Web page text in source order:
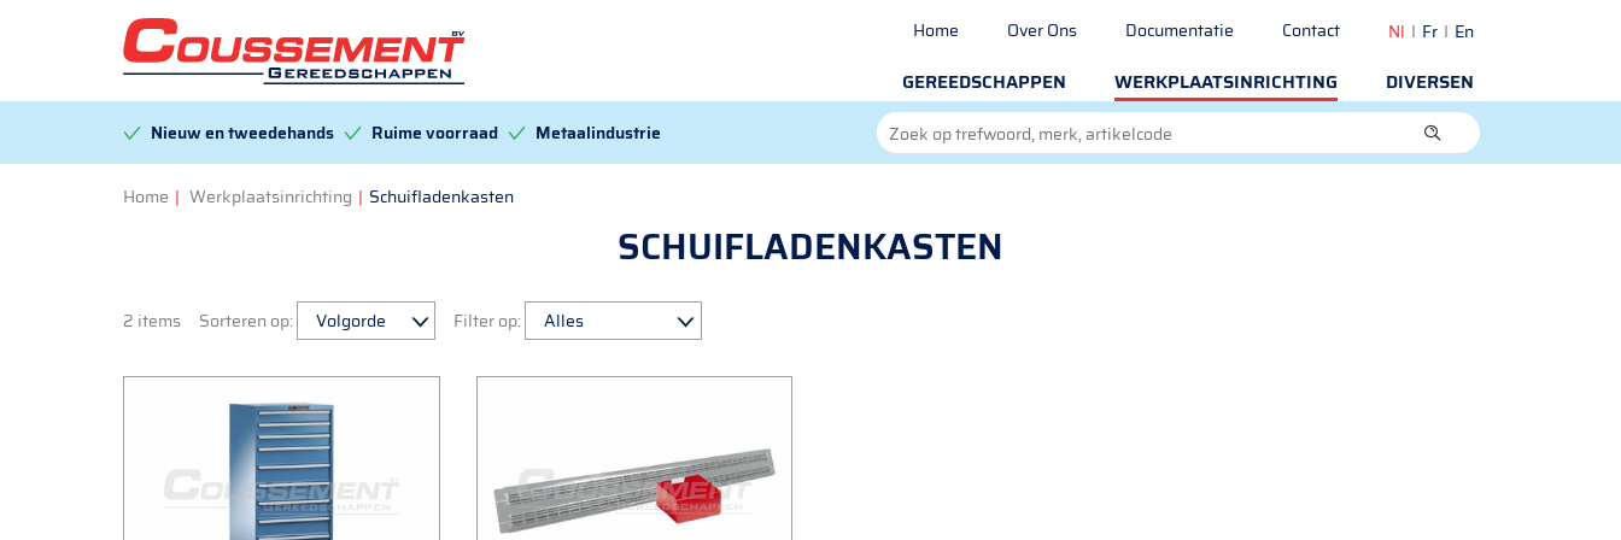
Home Over Ons Documentatie Contact Nl Fr En
GEREEDSCHAPPEN WERKPLAATSINRICHTING DIVERSEN
Nieuw en tweedehands Ruime voorraad Metaalindustrie
Home | Werkplaatsinrichting | Schuifladenkasten
SCHUIFLADENKASTEN
2 items Sorteren op: Filter op: